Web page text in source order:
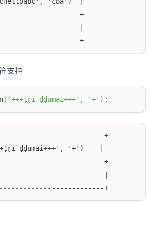
+
|
+
支持
( '+++ṭṛì ḍḍumai+++' , '+' ) ;
+
ḍḍumai+++', '+')    |
+
|
+